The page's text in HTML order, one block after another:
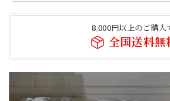
8,000円以上のご購入
全国送料無